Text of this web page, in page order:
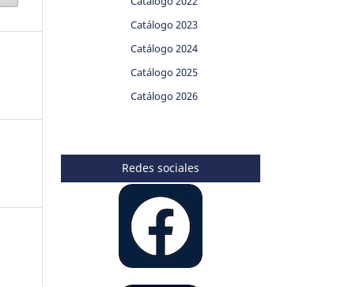
Catálogo 2023
Catálogo 2024
Catálogo 2025
Catálogo 2026
Redes sociales